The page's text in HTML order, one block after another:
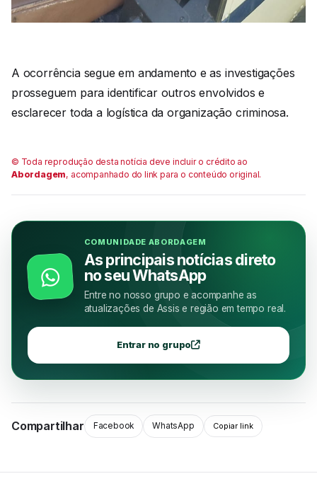
A ocorrência segue em andamento e as investigações
prosseguem para identificar outros envolvidos e
esclarecer toda a logística da organização criminosa.
© Toda reprodução desta notícia deve incluir o crédito ao
Abordagem, acompanhado do link para o conteúdo original.
COMUNIDADE ABORDAGEM
As principais notícias direto
no seu WhatsApp
Entre no nosso grupo e acompanhe as
atualizações de Assis e região em tempo real.
Entrar no grupo
Compartilhar Facebook WhatsApp Copiar link